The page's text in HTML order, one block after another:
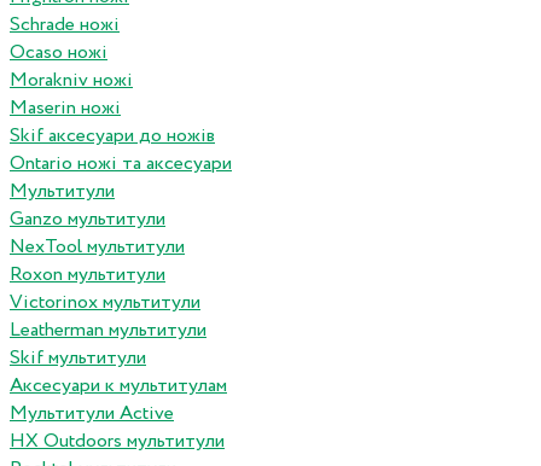
Schrade ножі
Ocaso ножі
Morakniv ножі
Maserin ножі
Skif аксесуари до ножів
Ontario ножі та аксесуари
Мультитули
Ganzo мультитули
NexTool мультитули
Roxon мультитули
Victorinox мультитули
Leatherman мультитули
Skif мультитули
Аксесуари к мультитулам
Мультитули Active
HX Outdoors мультитули